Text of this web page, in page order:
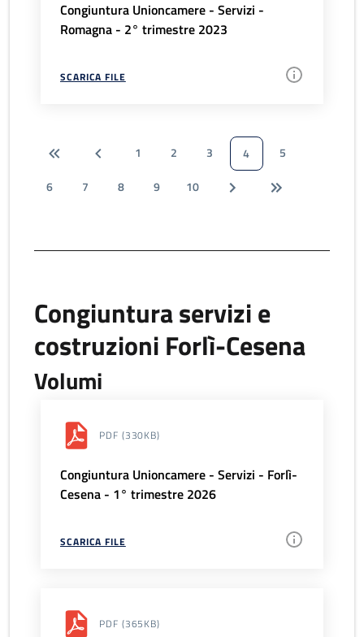
Congiuntura Unioncamere - Servizi -
Romagna - 2° trimestre 2023
SCARICA FILE
1 2 3 4
5
6
7 8 9 10
Congiuntura servizi e
costruzioni Forlì-Cesena
Volumi
PDF (330KB)
Congiuntura Unioncamere - Servizi - Forlì-
Cesena - 1° trimestre 2026
SCARICA FILE
PDF (365KB)